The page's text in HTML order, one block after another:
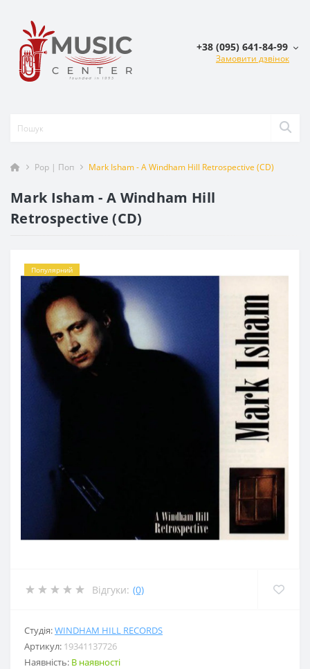
+38 (095) 641-84-99
Замовити дзвінок
Pop | Поп Mark Isham - ‎A Windham Hill Retrospective (CD)
Mark Isham - ‎A Windham Hill
Retrospective (CD)
Популярний
Відгуки: (0)
Студія:WINDHAM HILL RECORDS
Артикул: 19341137726
Наявність: В наявності